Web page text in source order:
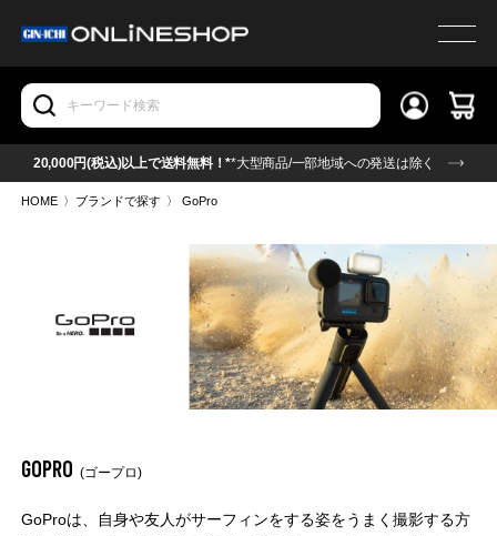
20,000円(税込)以上で送料無料！**大型商品/一部地域への発送は除く
HOME 〉 ブランドで探す 〉GoPro
GOPRO (ゴープロ)
GoProは、自身や友人がサーフィンをする姿をうまく撮影する方